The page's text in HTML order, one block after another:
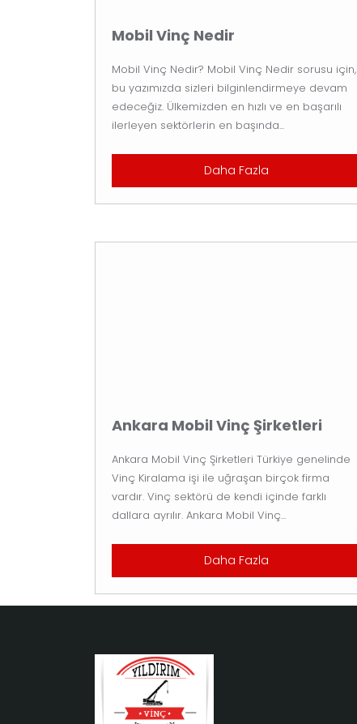
Mobil Vinç Nedir
Mobil Vinç Nedir? Mobil Vinç Nedir sorusu için,
bu yazımızda sizleri bilginlendirmeye devam
edeceğiz. Ülkemizden en hızlı ve en başarılı
ilerleyen sektörlerin en başında...
Daha Fazla
Ankara Mobil Vinç Şirketleri
Ankara Mobil Vinç Şirketleri Türkiye genelinde
Vinç Kiralama işi ile uğraşan birçok firma
vardır. Vinç sektörü de kendi içinde farklı
dallara ayrılır. Ankara Mobil Vinç...
Daha Fazla